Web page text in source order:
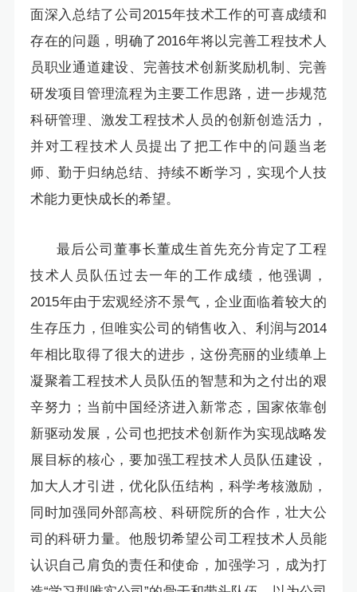
面深入总结了公司2015年技术工作的可喜成绩和
存在的问题，明确了2016年将以完善工程技术人
员职业通道建设、完善技术创新奖励机制、完善
研发项目管理流程为主要工作思路，进一步规范
科研管理、激发工程技术人员的创新创造活力，
并对工程技术人员提出了把工作中的问题当老
师、勤于归纳总结、持续不断学习，实现个人技
术能力更快成长的希望。
最后公司董事长董成生首先充分肯定了工程
技术人员队伍过去一年的工作成绩，他强调，
2015年由于宏观经济不景气，企业面临着较大的
生存压力，但唯实公司的销售收入、利润与2014
年相比取得了很大的进步，这份亮丽的业绩单上
凝聚着工程技术人员队伍的智慧和为之付出的艰
辛努力；当前中国经济进入新常态，国家依靠创
新驱动发展，公司也把技术创新作为实现战略发
展目标的核心，要加强工程技术人员队伍建设，
加大人才引进，优化队伍结构，科学考核激励，
同时加强同外部高校、科研院所的合作，壮大公
司的科研力量。他殷切希望公司工程技术人员能
认识自己肩负的责任和使命，加强学习，成为打